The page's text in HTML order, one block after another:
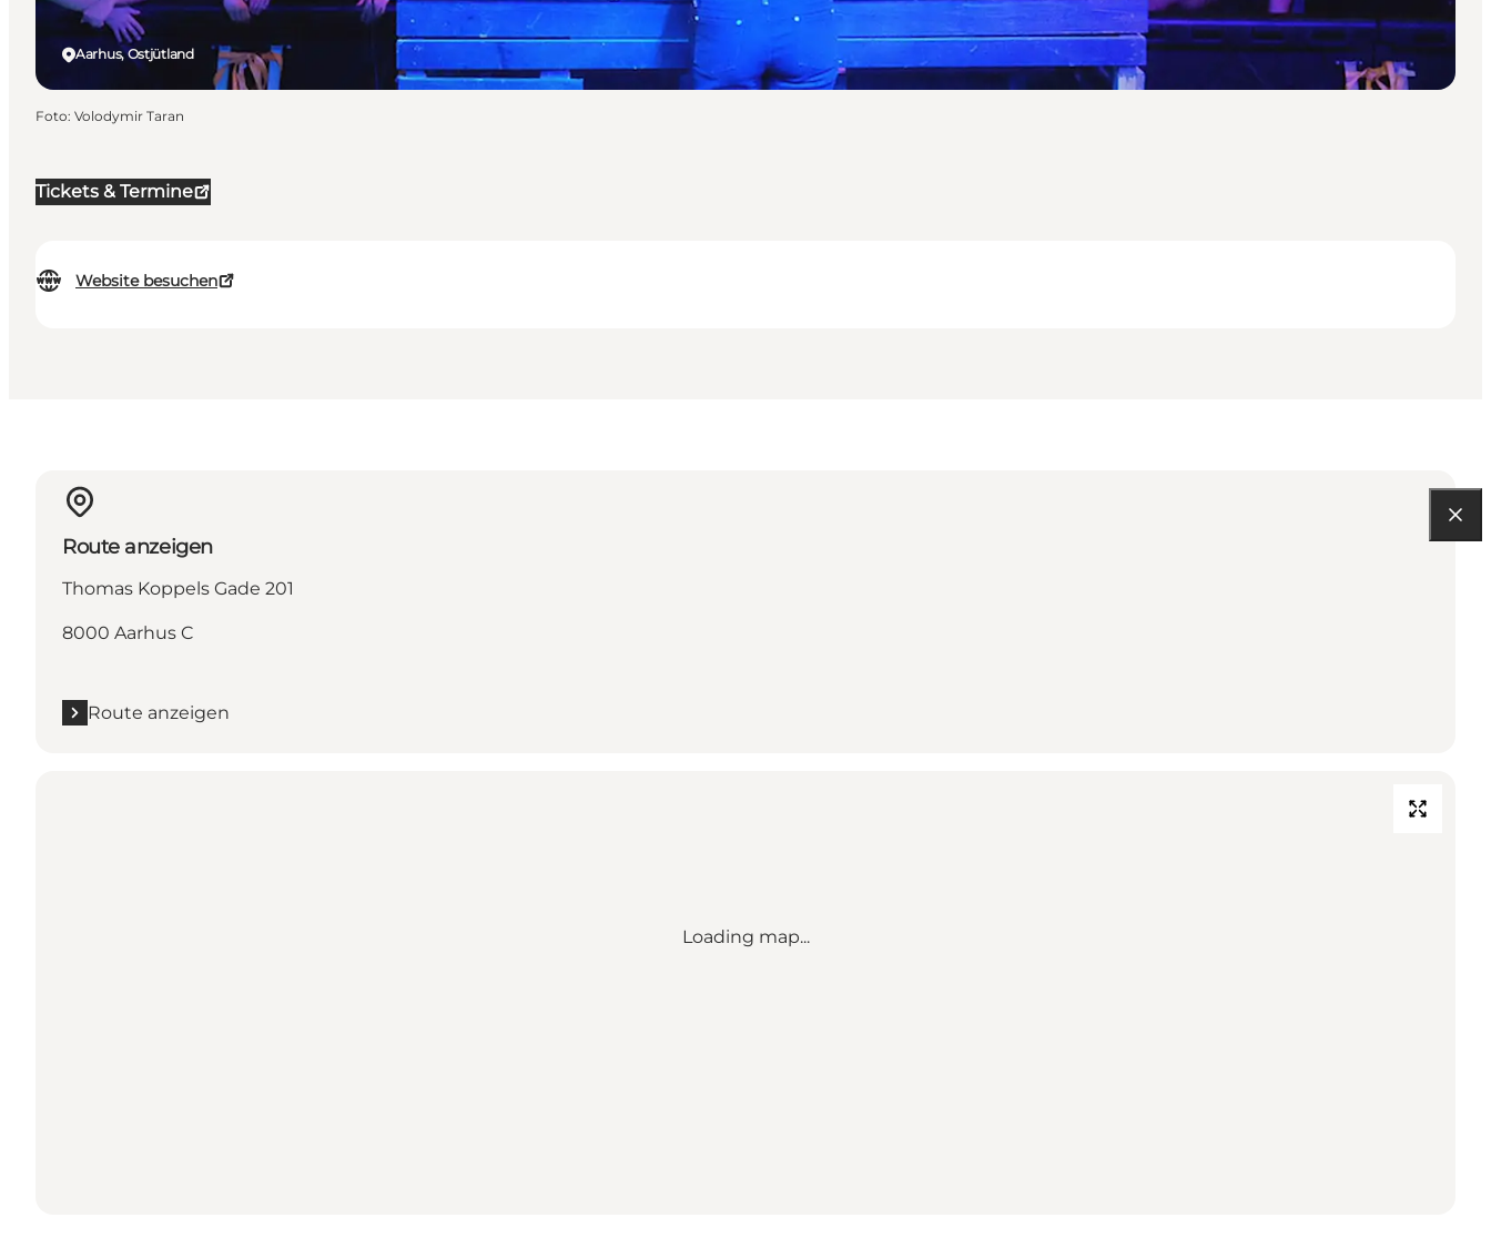
Tickets & Termine
Website besuchen
Aarhus, Ostjütland
Foto: Volodymir Taran
Route anzeigen
Thomas Koppels Gade 201
8000 Aarhus C
Route anzeigen
Loading map...